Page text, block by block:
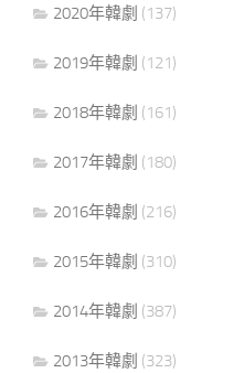
2020年韓劇 (137)
2019年韓劇 (121)
2018年韓劇 (161)
2017年韓劇 (180)
2016年韓劇 (216)
2015年韓劇 (310)
2014年韓劇 (387)
2013年韓劇 (323)